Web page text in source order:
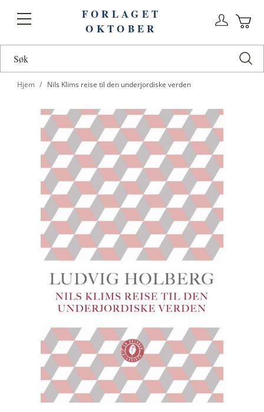
Toggle
FORLAGET
OKTOBER
Hjem Nils Klims reise til den underjordiske verden